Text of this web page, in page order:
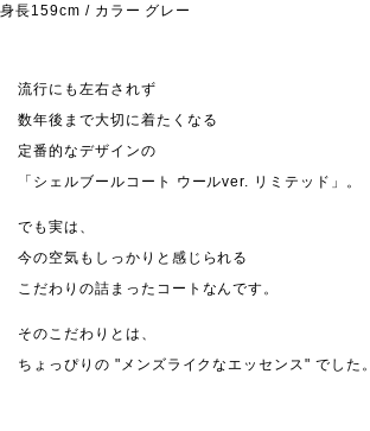
身長159cm / カラー グレー
流行にも左右されず
数年後まで大切に着たくなる
定番的なデザインの
「シェルブールコート ウールver. リミテッド」。
でも実は、
今の空気もしっかりと感じられる
こだわりの詰まったコートなんです。
そのこだわりとは、
ちょっぴりの "メンズライクなエッセンス" でした。